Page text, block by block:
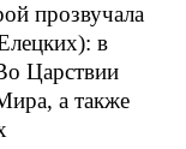
прозвучала
в
Царствии
а также